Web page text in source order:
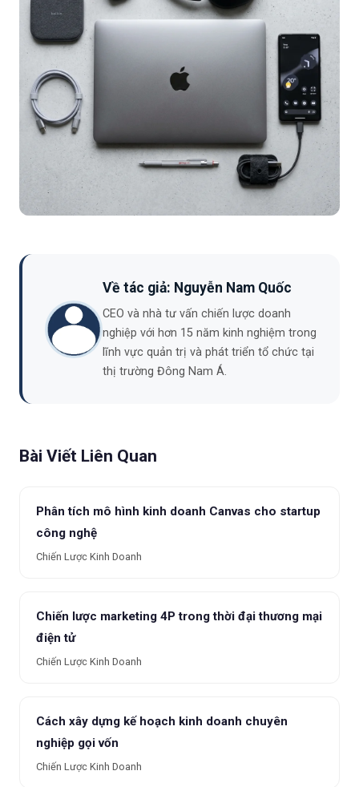
Về tác giả: Nguyễn Nam Quốc
CEO và nhà tư vấn chiến lược doanh
nghiệp với hơn 15 năm kinh nghiệm trong
lĩnh vực quản trị và phát triển tổ chức tại
thị trường Đông Nam Á.
Bài Viết Liên Quan
Phân tích mô hình kinh doanh Canvas cho startup
công nghệ
Chiến Lược Kinh Doanh
Chiến lược marketing 4P trong thời đại thương mại
điện tử
Chiến Lược Kinh Doanh
Cách xây dựng kế hoạch kinh doanh chuyên
nghiệp gọi vốn
Chiến Lược Kinh Doanh